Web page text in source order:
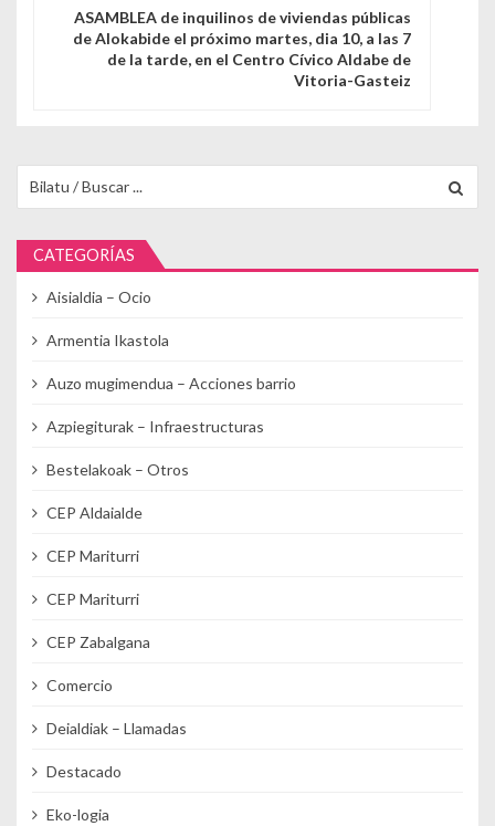
ASAMBLEA de inquilinos de viviendas públicas
de Alokabide el próximo martes, dia 10, a las 7
de la tarde, en el Centro Cívico Aldabe de
Vitoria-Gasteiz
CATEGORÍAS
Aisialdia – Ocio
Armentia Ikastola
Auzo mugimendua – Acciones barrio
Azpiegiturak – Infraestructuras
Bestelakoak – Otros
CEP Aldaialde
CEP Mariturri
CEP Mariturri
CEP Zabalgana
Comercio
Deialdiak – Llamadas
Destacado
Eko-logia